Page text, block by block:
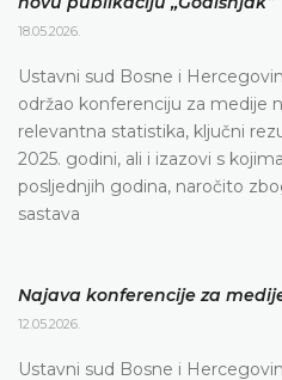
18.05.2026.
Ustavni sud Bosne i
održao konferenciju za medije
relevantna statistika, ključni
2025. godini, ali i izazovi s
posljednjih godina, naročito
sastava
Najava konferencije za
12.05.2026.
Ustavni sud Bosne i